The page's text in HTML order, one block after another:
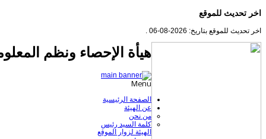
اخر تحديث للموقع
اخر تحديث للموقع بتاريخ: 2026-08-06 .
هيأة الإحصاء ونظم
Menu
الصفحة الرئيسية
عن الهيئة
من نحن
كلمة السيد رئيس
الهيئة لزوار الموقع